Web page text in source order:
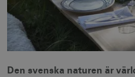
Den svenska naturen är